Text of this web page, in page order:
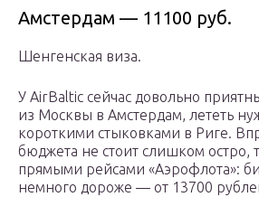
Амстердам — 11100 руб.
Шенгенская виза.
У AirBaltic сейчас довольно
из Москвы в Амстердам, лететь
короткими стыковками в Риге.
бюджета не стоит слишком остро,
прямыми рейсами «Аэрофлота»:
немного дороже — от 13700